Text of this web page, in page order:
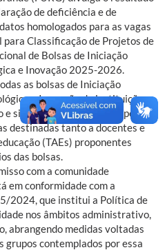
de deficiência e de
homologados para as vagas
Classificação de Projetos de
de Bolsas de Iniciação
e Inovação 2025-2026.
as bolsas de Iniciação
e Inovação da instituição
e simplificado, contempla, pela
destinadas tanto a docentes e
(TAEs) proponentes
das bolsas.
com a comunidade
em conformidade com a
2024, que institui a Política de
nos âmbitos administrativo,
abrangendo medidas voltadas
grupos contemplados por essa